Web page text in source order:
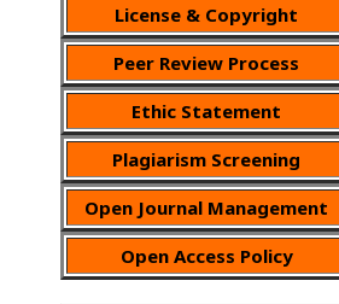
License & Copyright
Peer Review Process
Ethic Statement
Plagiarism Screening
Open Journal Management
Open Access Policy